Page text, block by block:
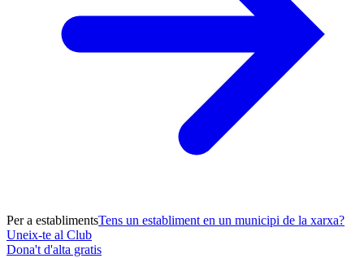
Per a establimentsTens un establiment en un municipi de la xarxa?
Uneix-te al Club
Dona't d'alta gratis